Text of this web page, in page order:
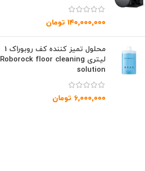
۱۴۰,۰۰۰,۰۰۰ تومان
محلول تمیز کننده کف روبوراک 1
لیتری Roborock floor cleaning
solution
۶,۰۰۰,۰۰۰ تومان